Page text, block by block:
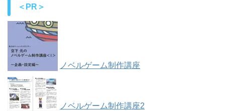
＜PR＞
ノベルゲーム制作講座
ノベルゲーム制作講座2